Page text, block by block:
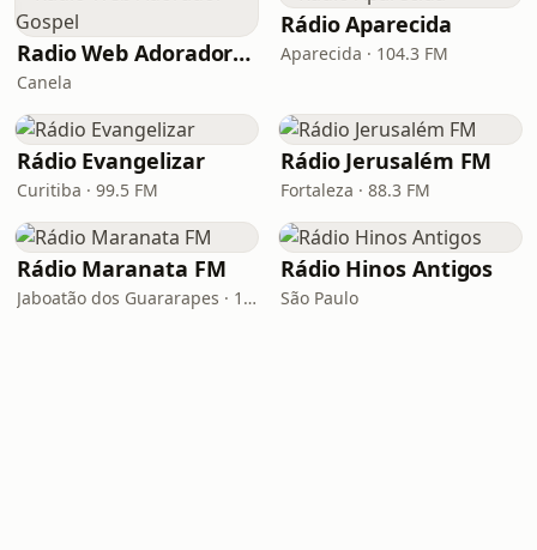
Radio Web Adorador Gospel
Canela
Rádio Aparecida
Aparecida · 104.3 FM
Rádio Evangelizar
Curitiba · 99.5 FM
Rádio Jerusalém FM
Fortaleza · 88.3 FM
Rádio Maranata FM
Jaboatão dos Guararapes · 103.9 FM
Rádio Hinos Antigos
São Paulo